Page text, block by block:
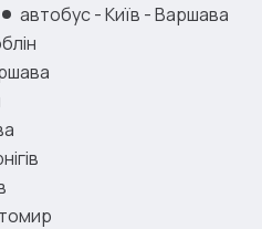
автобус - Київ - Варшава